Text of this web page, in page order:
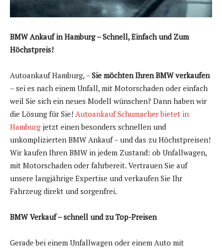
BMW Ankauf in Hamburg – Schnell, Einfach und Zum
Höchstpreis!
Autoankauf Hamburg, –Sie möchten Ihren BMW verkaufen
– sei es nach einem Unfall, mit Motorschaden oder einfach
weil Sie sich ein neues Modell wünschen? Dann haben wir
die Lösung für Sie! Autoankauf Schumacher bietet in
Hamburg jetzt einen besonders schnellen und
unkomplizierten BMW Ankauf – und das zu Höchstpreisen!
Wir kaufen Ihren BMW in jedem Zustand: ob Unfallwagen,
mit Motorschaden oder fahrbereit. Vertrauen Sie auf
unsere langjährige Expertise und verkaufen Sie Ihr
Fahrzeug direkt und sorgenfrei.
BMW Verkauf – schnell und zu Top-Preisen
Gerade bei einem Unfallwagen oder einem Auto mit